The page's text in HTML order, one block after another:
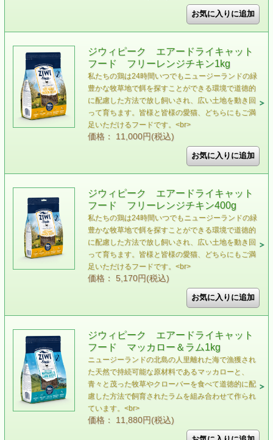
ジウィピーク エアードライキャット
フード フリーレンジチキン1kg
私たちの鶏は24時間いつでもニュージーランドの緑
豊かな牧草地で餌を探すことができる環境で道徳的
に配慮した方法で放し飼いされ、広い土地を動き回
って育ちます。皆様と皆様の愛猫、どちらにもご満
足いただけるフードです。<br>
価格： 11,000円(税込)
ジウィピーク エアードライキャット
フード フリーレンジチキン400g
私たちの鶏は24時間いつでもニュージーランドの緑
豊かな牧草地で餌を探すことができる環境で道徳的
に配慮した方法で放し飼いされ、広い土地を動き回
って育ちます。皆様と皆様の愛猫、どちらにもご満
足いただけるフードです。<br>
価格： 5,170円(税込)
ジウィピーク エアードライキャット
フード マッカロー＆ラム1kg
ニュージーランドの北島の人里離れた海で漁獲され
た天然で持続可能な原材料であるマッカローと、
青々と茂った牧草やクローバーを食べて道徳的に配
慮した方法で飼育されたラムを組み合わせて作られ
ています。<br>
価格： 11,880円(税込)